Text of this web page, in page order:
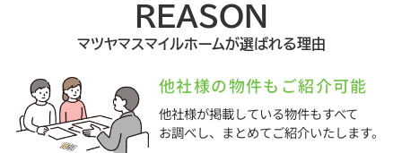
REASON
マツヤマスマイルホームが選ばれる理由
他社様の物件もご紹介可能
他社様が掲載している物件もすべて
お調べし、まとめてご紹介いたします。